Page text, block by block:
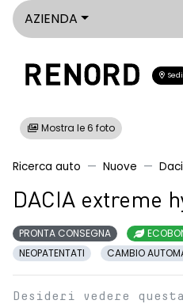
AZIENDA
Sedi
Mostra le 6 foto
Ricerca auto Nuove
DACIA extreme
PRONTA CONSEGNA
NEOPATENTATI
CAMBIO
Desideri vedere